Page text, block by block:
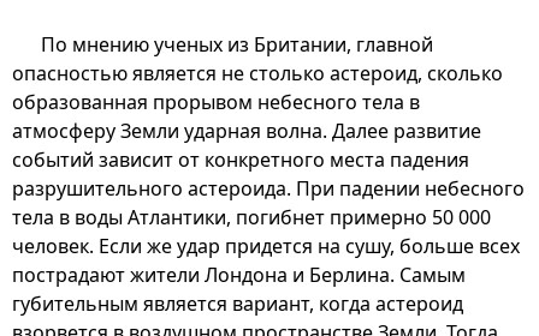
По мнению ученых из Британии, главной
опасностью является не столько астероид, сколько
образованная прорывом небесного тела в
атмосферу Земли ударная волна. Далее развитие
событий зависит от конкретного места падения
разрушительного астероида. При падении небесного
тела в воды Атлантики, погибнет примерно 50 000
человек. Если же удар придется на сушу, больше всех
пострадают жители Лондона и Берлина. Самым
губительным является вариант, когда астероид